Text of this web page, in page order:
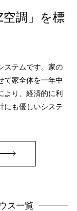
調」を標
ステムです。家の
て家全体を一年中
より、経済的に利
にも優しいシステ
ス一覧